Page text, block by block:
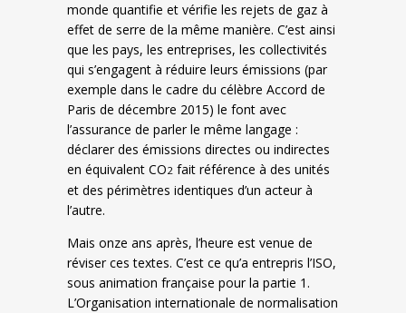
monde quantifie et vérifie les rejets de gaz à
effet de serre de la même manière. C’est ainsi
que les pays, les entreprises, les collectivités
qui s’engagent à réduire leurs émissions (par
exemple dans le cadre du célèbre Accord de
Paris de décembre 2015) le font avec
l’assurance de parler le même langage :
déclarer des émissions directes ou indirectes
en équivalent CO2 fait référence à des unités
et des périmètres identiques d’un acteur à
l’autre.
Mais onze ans après, l’heure est venue de
réviser ces textes. C’est ce qu’a entrepris l’ISO,
sous animation française pour la partie 1.
L’Organisation internationale de normalisation